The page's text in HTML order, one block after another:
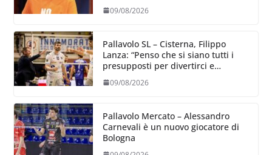
09/08/2026
Pallavolo SL – Cisterna, Filippo
Lanza: “Penso che si siano tutti i
presupposti per divertirci e
sappia divertire”
09/08/2026
Pallavolo Mercato – Alessandro
Carnevali è un nuovo giocatore di
Bologna